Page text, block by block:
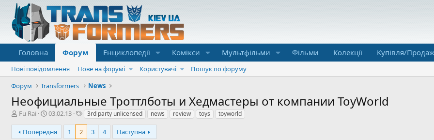
Головна Форум Енциклопедії Комікси Мультфільми Фільми Колекції Купівля/
Нові повідомлення Нове на форумі Користувачі
Пошук по форуму
Форум
Transformers News
Неофициальные Троттлботы и Хедмастеры от компании ToyWorld
А
т
Fu Rai
Д
т
03.02.13
Т3rd party unlicensed news review toys toyworld
Попередня 1 2 3 4 Наступна